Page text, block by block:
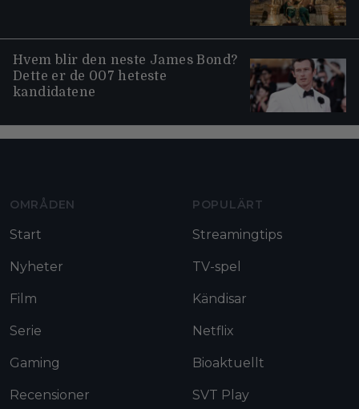
Hvem blir den neste James Bond?
Dette er de 007 heteste
kandidatene
OMRÅDEN
Start
Nyheter
Film
Serie
Gaming
Recensioner
POPULÄRT
Streamingtips
TV-spel
Kändisar
Netflix
Bioaktuellt
SVT Play